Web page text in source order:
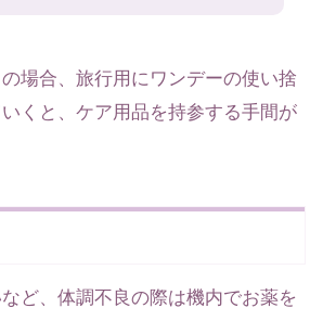
場合、旅行用にワンデーの使い捨
くと、ケア用品を持参する手間が
ど、体調不良の際は機内でお薬を